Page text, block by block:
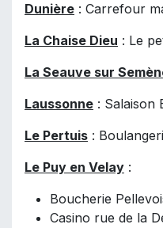
Dunière : Carrefour
La Chaise Dieu : Le
La Seauve sur
Laussonne : Salaison
Le Pertuis :
Le Puy en Velay :
Boucherie
Casino rue de la